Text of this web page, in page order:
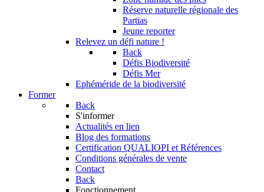
Réserve naturelle régionale des
Partias
Jeune reporter
Relevez un défi nature !
Back
Défis Biodiversité
Défis Mer
Ephéméride de la biodiversité
Former
Back
S'informer
Actualités en lien
Blog des formations
Certification QUALIOPI et Références
Conditions générales de vente
Contact
Back
Fonctionnement